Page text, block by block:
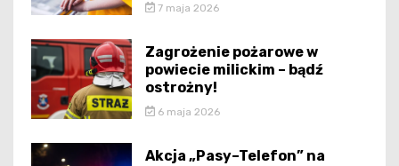
7 maja 2026
Zagrożenie pożarowe w
powiecie milickim – bądź
ostrożny!
6 maja 2026
Akcja „Pasy–Telefon” na